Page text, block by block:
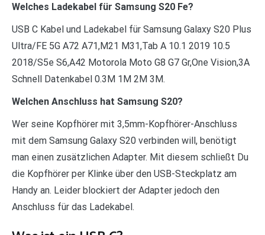
Welches Ladekabel für Samsung S20 Fe?
USB C Kabel und Ladekabel für Samsung Galaxy S20 Plus
Ultra/FE 5G A72 A71,M21 M31,Tab A 10.1 2019 10.5
2018/S5e S6,A42 Motorola Moto G8 G7 Gr,One Vision,3A
Schnell Datenkabel 0.3M 1M 2M 3M.
Welchen Anschluss hat Samsung S20?
Wer seine Kopfhörer mit 3,5mm-Kopfhörer-Anschluss
mit dem Samsung Galaxy S20 verbinden will, benötigt
man einen zusätzlichen Adapter. Mit diesem schließt Du
die Kopfhörer per Klinke über den USB-Steckplatz am
Handy an. Leider blockiert der Adapter jedoch den
Anschluss für das Ladekabel.